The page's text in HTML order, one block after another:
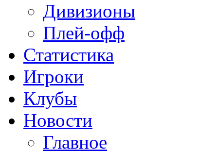
Дивизионы
Плей-офф
Статистика
Игроки
Клубы
Новости
Главное